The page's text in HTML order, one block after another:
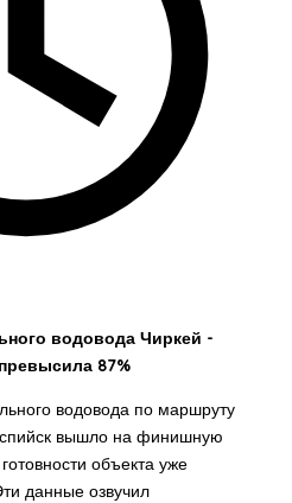
водовода Чиркей -
87%
водовода по маршруту
вышло на финишную
объекта уже
данные озвучил